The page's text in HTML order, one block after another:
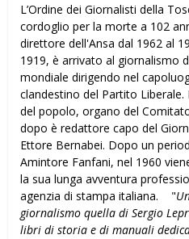
L’Ordine dei Giornalisti della
cordoglio per la morte a 102
direttore dell'Ansa dal 1962 al
1919, è arrivato al giornalismo
mondiale dirigendo nel
clandestino del Partito
del popolo, organo del
dopo è redattore capo del
Ettore Bernabei. Dopo un
Amintore Fanfani, nel 1960
la sua lunga avventura
agenzia di stampa italiana. "
giornalismo quella di Sergio
libri di storia e di manuali